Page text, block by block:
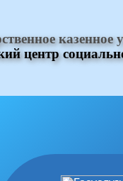
центр